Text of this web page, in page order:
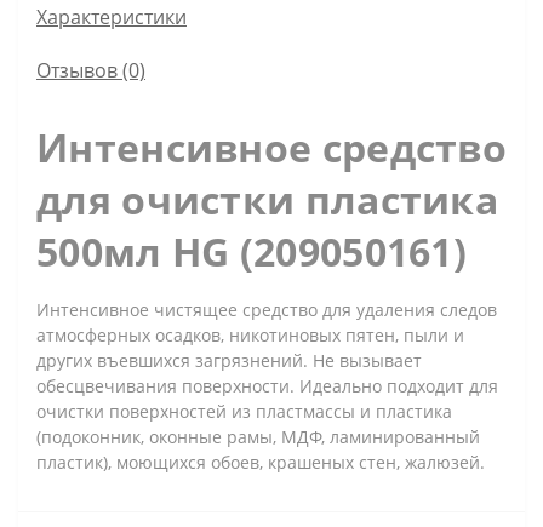
Характеристики
Отзывов (0)
Интенсивное средство
для очистки пластика
500мл HG (209050161)
Интенсивное чистящее средство для удаления следов
атмосферных осадков, никотиновых пятен, пыли и
других въевшихся загрязнений. Не вызывает
обесцвечивания поверхности. Идеально подходит для
очистки поверхностей из пластмассы и пластика
(подоконник, оконные рамы, МДФ, ламинированный
пластик), моющихся обоев, крашеных стен, жалюзей.